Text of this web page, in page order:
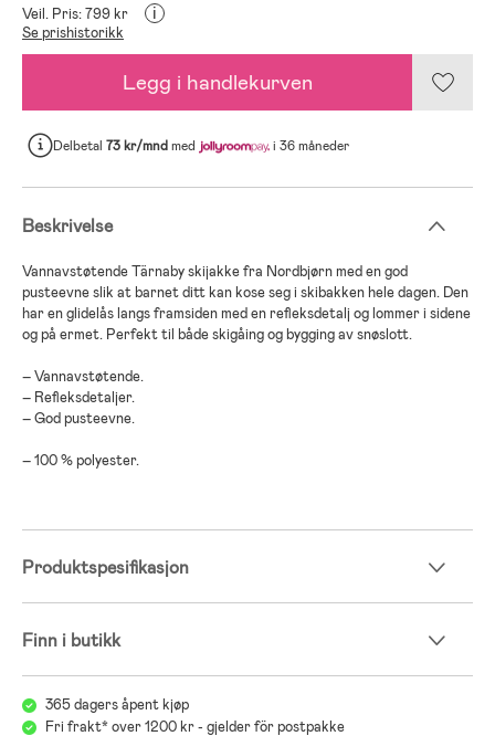
Veil. Pris: 799 kr i
Se prishistorikk
Legg i handlekurven
Delbetal 73 kr/mndmed i 36 måneder
Beskrivelse
Vannavstøtende Tärnaby skijakke fra Nordbjørn med en god
pusteevne slik at barnet ditt kan kose seg i skibakken hele dagen. Den
har en glidelås langs framsiden med en refleksdetalj og lommer i sidene
og på ermet. Perfekt til både skigåing og bygging av snøslott.
– Vannavstøtende.
– Refleksdetaljer.
– God pusteevne.
– 100 % polyester.
Produktspesifikasjon
Finn i butikk
365 dagers åpent kjøp
Fri frakt* over 1200 kr - gjelder för postpakke